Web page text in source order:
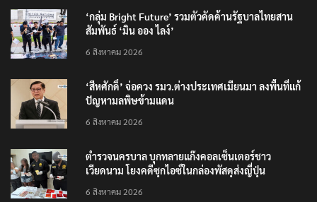
‘กลุ่ม Bright Future’ รวมตัวคัดค้านรัฐบาลไทยสาน
สัมพันธ์ ‘มิน ออง ไลง์’
6 สิงหาคม 2026
‘สีหศักดิ์’ จ่อควง รมว.ต่างประเทศเมียนมา ลงพื้นที่แก้
ปัญหามลพิษข้ามแดน
6 สิงหาคม 2026
ตำรวจนครบาล บุกทลายแก๊งคอลเซ็นเตอร์ชาว
เวียดนาม โยงคดีซุกไอซ์ในกล่องพัสดุส่งญี่ปุ่น
6 สิงหาคม 2026